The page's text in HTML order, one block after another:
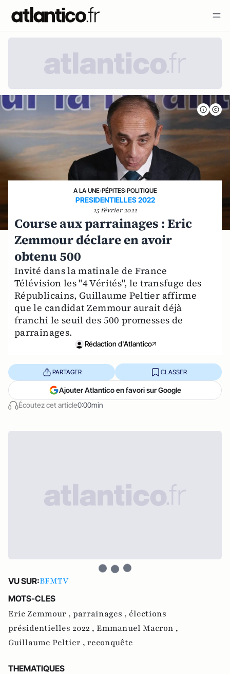
A LA UNE›PÉPITES›POLITIQUE
PRESIDENTIELLES 2022
15 février 2022
Course aux parrainages : Eric
Zemmour déclare en avoir
obtenu 500
Invité dans la matinale de France
Télévision les "4 Vérités", le transfuge des
Républicains, Guillaume Peltier affirme
que le candidat Zemmour aurait déjà
franchi le seuil des 500 promesses de
parrainages.
Rédaction d'Atlantico
Écoutez cet article0:00min
PARTAGER CLASSER
Ajouter Atlantico en favori sur Google
VU SUR:BFMTV
MOTS-CLES
Eric Zemmour , parrainages , élections
présidentielles 2022 , Emmanuel Macron ,
Guillaume Peltier , reconquête
THEMATIQUES